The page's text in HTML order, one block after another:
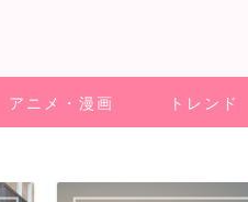
アニメ・漫画 トレンド